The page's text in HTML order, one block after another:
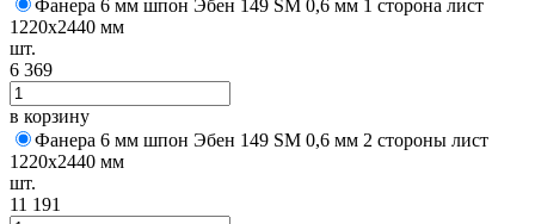
Фанера 6 мм шпон Эбен 149 SM 0,6 мм 1 сторона лист
1220х2440 мм
шт.
6 369
в корзину
Фанера 6 мм шпон Эбен 149 SM 0,6 мм 2 стороны лист
1220х2440 мм
шт.
11 191